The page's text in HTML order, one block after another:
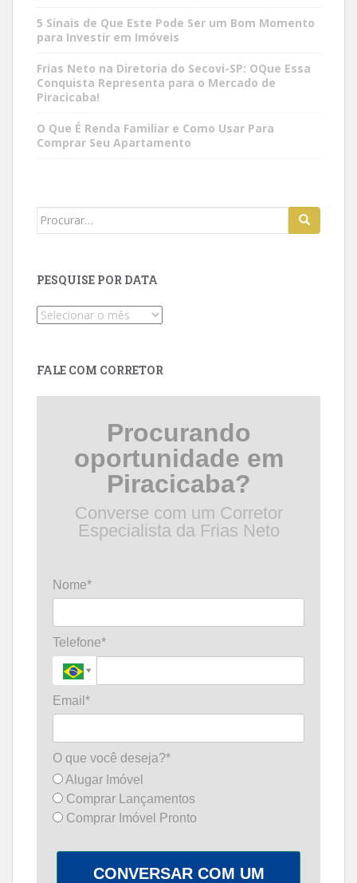
5 Sinais de Que Este Pode Ser um Bom Momento
para Investir em Imóveis
Frias Neto na Diretoria do Secovi-SP: OQue Essa
Conquista Representa para o Mercado de
Piracicaba!
O Que É Renda Familiar e Como Usar Para
Comprar Seu Apartamento
Search
PESQUISE POR DATA
Pesquise
FALE COM CORRETOR
Procurando
oportunidade em
Piracicaba?
Converse com um Corretor
Especialista da Frias Neto
Nome*
Telefone*
Email*
O que você deseja?*
Alugar Imóvel
Comprar Lançamentos
Comprar Imóvel Pronto
CONVERSAR COM UM